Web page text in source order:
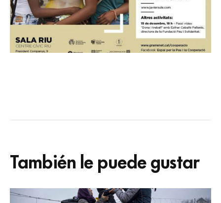
También le puede gustar